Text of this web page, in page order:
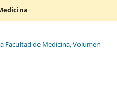
Facultad de Medicina, Volumen